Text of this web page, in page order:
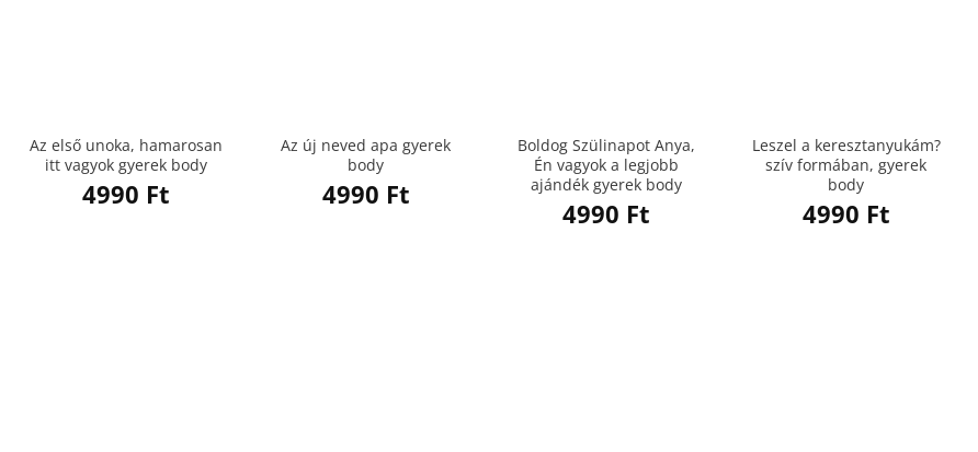
Az első unoka, hamarosan
itt vagyok gyerek body
4990 Ft
Az új neved apa gyerek
body
4990 Ft
Boldog Szülinapot Anya,
Én vagyok a legjobb
ajándék gyerek body
4990 Ft
Leszel a keresztanyukám?
szív formában, gyerek
body
4990 Ft